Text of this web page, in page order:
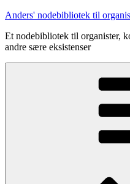
Videre
indhold
Anders' nodebibliotek til
Et nodebibliotek til organister,
andre sære eksistenser